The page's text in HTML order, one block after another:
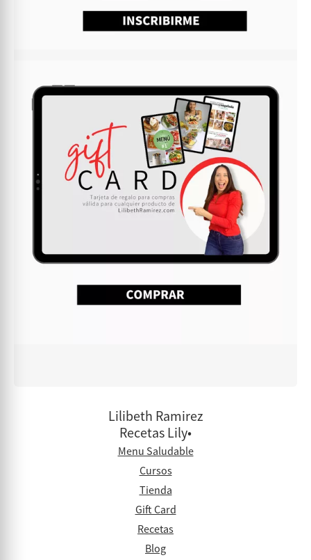
Lilibeth Ramirez
Recetas Lily•
Menu Saludable
Cursos
Tienda
Gift Card
Recetas
Blog